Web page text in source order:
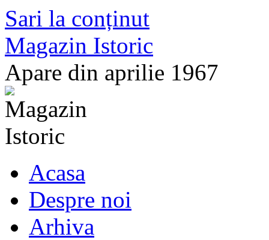
Sari la conținut
Magazin Istoric
Apare din aprilie 1967
Acasa
Despre noi
Arhiva